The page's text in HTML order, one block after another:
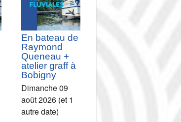
En bateau de
Raymond
Queneau +
atelier graff à
Bobigny
Dimanche 09
août 2026 (et 1
autre date)